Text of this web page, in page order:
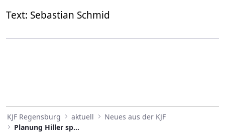
Text: Sebastian Schmid
KJF Regensburg aktuell
Neues aus der KJF
Planung Hiller spendet 2.000 Euro.